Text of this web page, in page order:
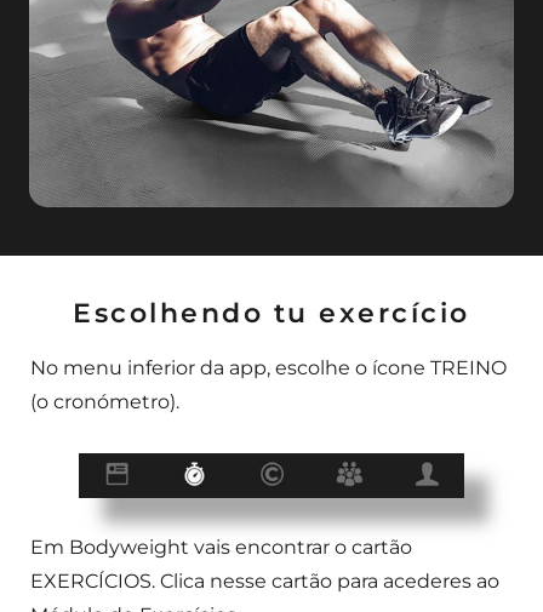
Escolhendo tu exercício
No menu inferior da app, escolhe o ícone TREINO
(o cronómetro).
Em Bodyweight vais encontrar o cartão
EXERCÍCIOS. Clica nesse cartão para acederes ao